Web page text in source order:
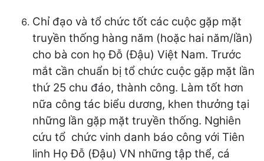
Chỉ đạo và tổ chức tốt các cuộc gặp mặt
truyền thống hàng năm (hoặc hai năm/lần)
cho bà con họ Đỗ (Đậu) Việt Nam. Trước
mắt cần chuẩn bị tổ chức cuộc gặp mặt lần
thứ 25 chu đáo, thành công. Làm tốt hơn
nữa công tác biểu dương, khen thưởng tại
những lần gặp mặt truyền thống. Nghiên
cứu tổ chức vinh danh báo công với Tiên
linh Họ Đỗ (Đậu) VN những tập thể, cá